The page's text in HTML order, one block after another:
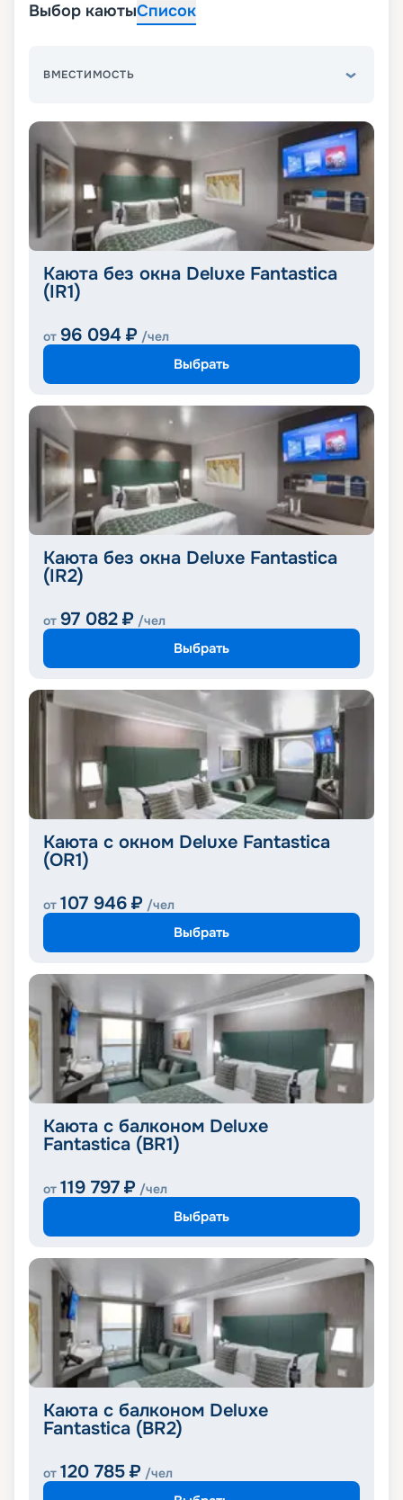
Выбор каютыСписок
ВМЕСТИМОСТЬ
Каюта без окна Deluxe Fantastica
(IR1)
от 96 094 ₽ /чел
Выбрать
Каюта без окна Deluxe Fantastica
(IR2)
от 97 082 ₽ /чел
Выбрать
Каюта с окном Deluxe Fantastica
(OR1)
от 107 946 ₽ /чел
Выбрать
Каюта с балконом Deluxe
Fantastica (BR1)
от 119 797 ₽ /чел
Выбрать
Каюта с балконом Deluxe
Fantastica (BR2)
от 120 785 ₽ /чел